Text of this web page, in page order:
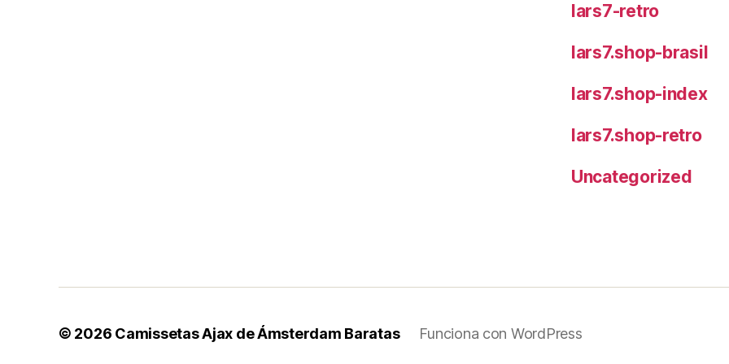
lars7-retro
lars7.shop-brasil
lars7.shop-index
lars7.shop-retro
Uncategorized
© 2026 Camissetas Ajax de Ámsterdam Baratas Funciona con WordPress